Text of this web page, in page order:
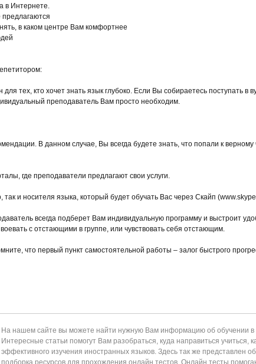
в Интернете.
предлагаются
в каком центре Вам комфортнее
тех, кто хочет знать язык глубоко. Если Вы собираетесь поступать в
преподаватель Вам просто необходим.
В данном случае, Вы всегда будете знать, что попали к
где преподаватели предлагают свои услуги.
так и носителя языка, который будет обучать Вас через Скайп
всегда подберет Вам индивидуальную программу и выстроит
с отстающими в группе, или чувствовать себя отстающим.
что первый пункт самостоятельной работы – залог быстрого
На нашем сайте вы можете найти нужную Вам информацию об обучении в
Интересные статьи помогут Вам разобраться, куда направиться учиться,
эффективного изучения иностранных языков. Здесь так же представлен
подборка ресурсов для прохождения онлайн тестов. Онлайн тесты